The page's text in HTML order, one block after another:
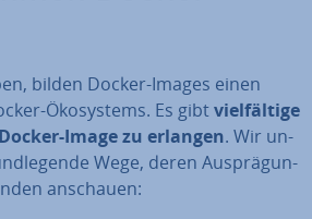
bilden Docker-Images einen
Öko­sys­tems. Es gibtviel­fäl­ti­ge
Image zu erlangen. Wir un­
Wege, deren Aus­prä­gun­
anschauen: